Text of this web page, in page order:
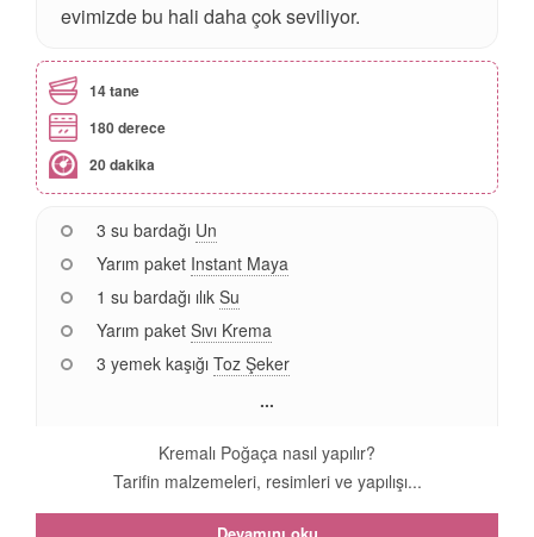
evimizde bu hali daha çok seviliyor.
14 tane
180 derece
20 dakika
3 su bardağı Un
Yarım paket Instant Maya
1 su bardağı ılık Su
Yarım paket Sıvı Krema
3 yemek kaşığı Toz Şeker
...
Kremalı Poğaça nasıl yapılır?
Tarifin malzemeleri, resimleri ve yapılışı...
Devamını oku